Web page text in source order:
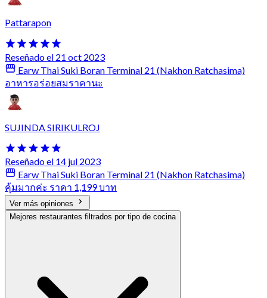
Pattarapon
Reseñado el 21 oct 2023
Earw Thai Suki Boran Terminal 21 (Nakhon Ratchasima)
อาหารอร่อยสมราคานะ
SUJINDA SIRIKULROJ
Reseñado el 14 jul 2023
Earw Thai Suki Boran Terminal 21 (Nakhon Ratchasima)
คุ้มมากค่ะ ราคา 1,199 บาท
Ver más opiniones
Mejores restaurantes filtrados por tipo de cocina